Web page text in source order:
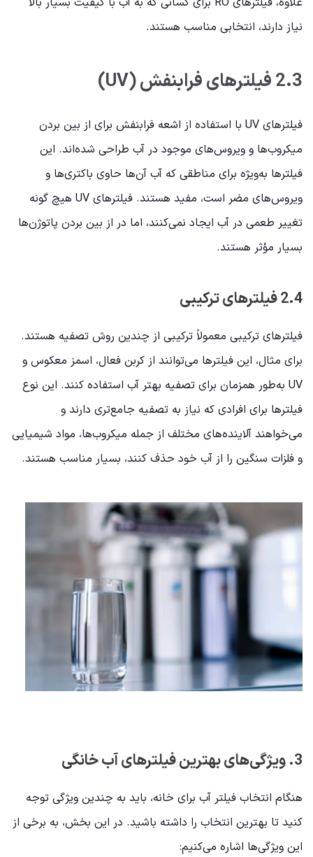
نیاز دارند، انتخابی مناسب هستند.
2.3 فیلترهای فرابنفش (UV)
فیلترهای UV با استفاده از اشعه فرابنفش برای از بین بردن
میکروب‌ها و ویروس‌های موجود در آب طراحی شده‌اند. این
فیلترها به‌ویژه برای مناطقی که آب آن‌ها حاوی باکتری‌ها و
ویروس‌های مضر است، مفید هستند. فیلترهای UV هیچ گونه
تغییر طعمی در آب ایجاد نمی‌کنند، اما در از بین بردن پاتوژن‌ها
بسیار مؤثر هستند.
2.4 فیلترهای ترکیبی
فیلترهای ترکیبی معمولاً ترکیبی از چندین روش تصفیه هستند.
برای مثال، این فیلترها می‌توانند از کربن فعال، اسمز معکوس و
UV به‌طور همزمان برای تصفیه بهتر آب استفاده کنند. این نوع
فیلترها برای افرادی که نیاز به تصفیه جامع‌تری دارند و
می‌خواهند آلاینده‌های مختلف از جمله میکروب‌ها، مواد شیمیایی
و فلزات سنگین را از آب خود حذف کنند، بسیار مناسب هستند.
3. ویژگی‌های بهترین فیلترهای آب خانگی
هنگام انتخاب فیلتر آب برای خانه، باید به چندین ویژگی توجه
کنید تا بهترین انتخاب را داشته باشید. در این بخش، به برخی از
این ویژگی‌ها اشاره می‌کنیم: